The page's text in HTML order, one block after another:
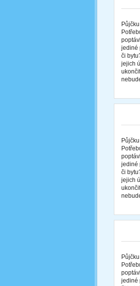
jediné
či
jejich
jediné
či
jejich
jediné